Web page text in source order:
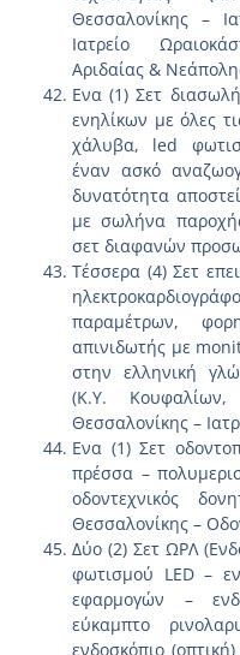
Θεσσαλονίκης –
Ιατρείο
Αριδαίας &
Ενα (1) Σετ
ενηλίκων με όλες
χάλυβα, led
έναν ασκό
δυνατότητα
με σωλήνα
σετ διαφανών
Τέσσερα (4) Σετ
παραμέτρων,
απινιδωτής με
στην ελληνική
(Κ.Υ.
Θεσσαλονίκης –
Ενα (1) Σετ
πρέσσα –
οδοντεχνικός
Θεσσαλονίκης –
Δύο (2) Σετ ΩΡΛ
φωτισμού LED –
εφαρμογών –
εύκαμπτο
ενδοσκόπιο